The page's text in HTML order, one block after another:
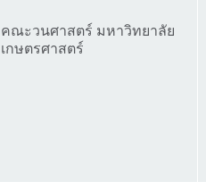
คณะวนศาสตร์ มหาวิทยาลัย
เกษตรศาสตร์